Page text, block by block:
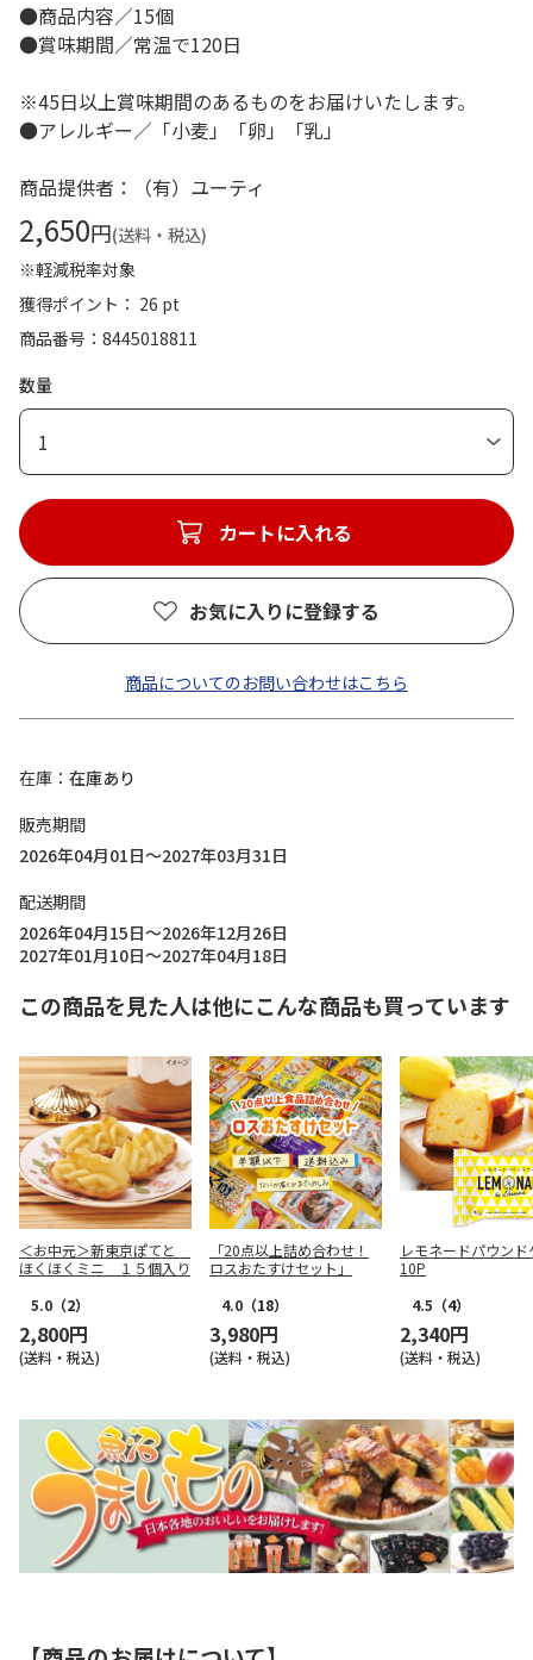
●商品内容／15個
●賞味期間／常温で120日
※45日以上賞味期間のあるものをお届けいたします。
●アレルギー／「小麦」「卵」「乳」
商品提供者：（有）ユーティ
2,650円(送料・税込)
※軽減税率対象
獲得ポイント： 26 pt
商品番号
8445018811
数量
1
カートに入れる
お気に入りに登録する
商品についてのお問い合わせはこちら
在庫
在庫あり
販売期間
2026年04月01日～2027年03月31日
配送期間
2026年04月15日～2026年12月26日
2027年01月10日～2027年04月18日
この商品を見た人は他にこんな商品も買っています
＜お中元＞新東京ぽてと
ほくほくミニ １５個入り
5.0 （2）
2,800円
(送料・税込)
「20点以上詰め合わせ！
ロスおたすけセット」
4.0 （18）
3,980円
(送料・税込)
レモネードパウン
10P
4.5 （4）
2,340円
(送料・税込)